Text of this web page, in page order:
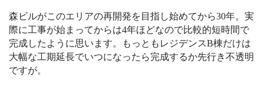
at
e
森ビルがこのエリアの再開発を目指し始めてから30年。実
際に工事が始まってからは4年ほどなので比較的短時間で
完成したように思います。もっともレジデンスB棟だけは
大幅な工期延長でいつになったら完成するか先行き不透明
ですが。